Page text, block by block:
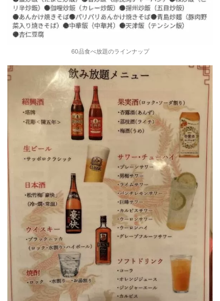
60品食べ放題のラインナップ